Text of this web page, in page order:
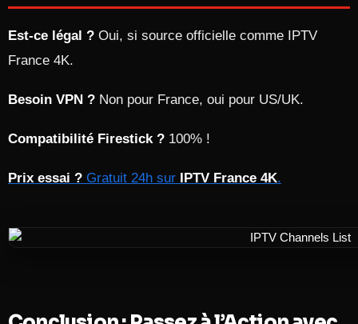
Est-ce légal ? Oui, si source officielle comme IPTV
France 4K.
Besoin VPN ? Non pour France, oui pour US/UK.
Compatibilité Firestick ? 100% !
Prix essai ? Gratuit 24h sur IPTV France 4K.